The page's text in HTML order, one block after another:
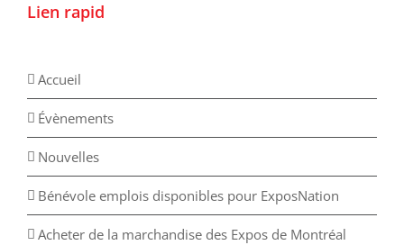
Lien rapid
Accueil
Évènements
Nouvelles
Bénévole emplois disponibles pour ExposNation
Acheter de la marchandise des Expos de Montréal